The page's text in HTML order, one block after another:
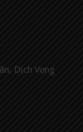
Dịch Vọng